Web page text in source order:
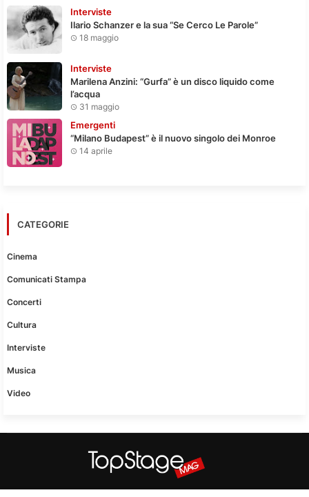
Interviste
Ilario Schanzer e la sua “Se Cerco Le Parole”
18 maggio
Interviste
Marilena Anzini: “Gurfa” è un disco liquido come
l’acqua
31 maggio
Emergenti
“Milano Budapest” è il nuovo singolo dei Monroe
14 aprile
CATEGORIE
Cinema
Comunicati Stampa
Concerti
Cultura
Interviste
Musica
Video